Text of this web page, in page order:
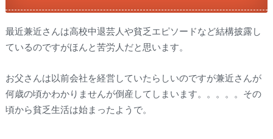
最近兼近さんは高校中退芸人や貧乏エピソードなど結構披露し
ているのですがほんと苦労人だと思います。
お父さんは以前会社を経営していたらしいのですが兼近さんが
何歳の頃かわかりませんが倒産してしまいます。。。。。その
頃から貧乏生活は始まったようで。